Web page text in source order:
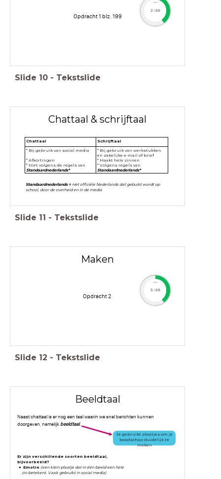
Opdracht 1 blz. 199
timer
2:00
Slide 10 - Tekstslide
Chattaal & schrijftaal
Chattaal
Schrijftaal
* Bij gebruik van social media
* Afkortingen
* Niet volgens de regels van
Standaardnederlands*
* Bij gebruik van werkstukken
en zakelijke e-mail of brief
* Maakt hele zinnen
* Volgens regels van
Standaardnederlands*
Standaardnederlands = Het officiële Nederlands dat gebuikt wordt op
school, door de overheid en in de media
Slide 11 - Tekstslide
Maken
Opdracht 2
timer
5:00
Slide 12 - Tekstslide
Beeldtaal
Naast chattaal is er nog een taal waarin we snel berichten kunnen
doorgeven, namelijkbeeldtaal.
Je gebruikt plaatjes om je
boodschap duidelijk te
maken
Er zijn verschillende soorten beeldtaal,
bijvoorbeeld?
Emotie (een klein plaatje dat in één beeld een hele
zin betekent. Vaak gebruikt in social media)